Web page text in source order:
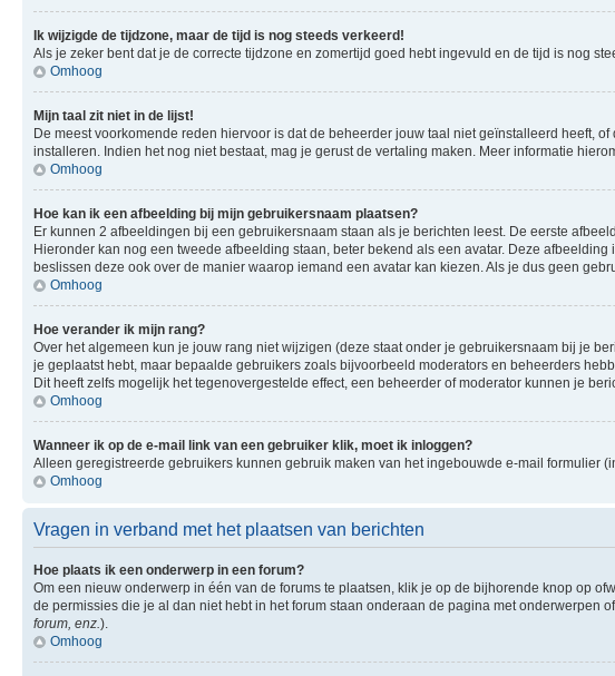
Ik wijzigde de tijdzone, maar de tijd is nog steeds verkeerd!
Als je zeker bent dat je de correcte tijdzone en zomertijd goed hebt ingevuld en de tijd is nog
Omhoog
Mijn taal zit niet in de lijst!
De meest voorkomende reden hiervoor is dat de beheerder jouw taal niet geïnstalleerd heeft,
installeren. Indien het nog niet bestaat, mag je gerust de vertaling maken. Meer informatie
Omhoog
Hoe kan ik een afbeelding bij mijn gebruikersnaam plaatsen?
Er kunnen 2 afbeeldingen bij een gebruikersnaam staan als je berichten leest. De eerste
Hieronder kan nog een tweede afbeelding staan, beter bekend als een avatar. Deze
beslissen deze ook over de manier waarop iemand een avatar kan kiezen. Als je dus geen
Omhoog
Hoe verander ik mijn rang?
Over het algemeen kun je jouw rang niet wijzigen (deze staat onder je gebruikersnaam bij je
je geplaatst hebt, maar bepaalde gebruikers zoals bijvoorbeeld moderators en beheerders
Dit heeft zelfs mogelijk het tegenovergestelde effect, een beheerder of moderator kunnen je
Omhoog
Wanneer ik op de e-mail link van een gebruiker klik, moet ik inloggen?
Alleen geregistreerde gebruikers kunnen gebruik maken van het ingebouwde e-mail formulier
Omhoog
Vragen in verband met het plaatsen van berichten
Hoe plaats ik een onderwerp in een forum?
Om een nieuw onderwerp in één van de forums te plaatsen, klik je op de bijhorende knop op
de permissies die je al dan niet hebt in het forum staan onderaan de pagina met onderwerpen
forum, enz. ).
Omhoog